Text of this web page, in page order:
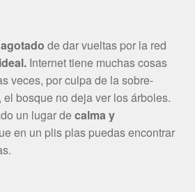
agotado de dar vueltas por la red
Internet tiene muchas cosas
veces, por culpa de la sobre-
bosque no deja ver los árboles.
un lugar decalma y
en un plis plas puedas encontrar